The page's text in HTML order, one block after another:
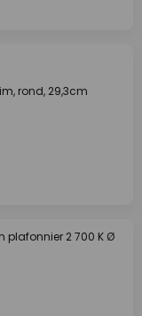
rond, 29,3cm
plafonnier 2 700 K Ø